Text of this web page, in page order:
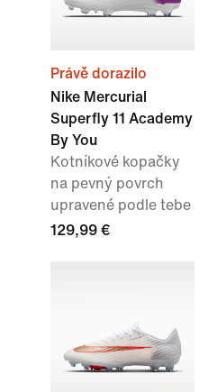
Právě dorazilo
Nike Mercurial
Superfly 11 Academy
By You
Kotníkové kopačky
na pevný povrch
upravené podle tebe
129,99 €